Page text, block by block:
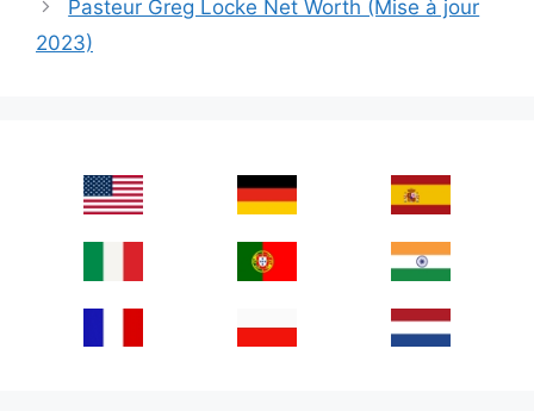
Pasteur Greg Locke Net Worth (Mise à jour
2023)